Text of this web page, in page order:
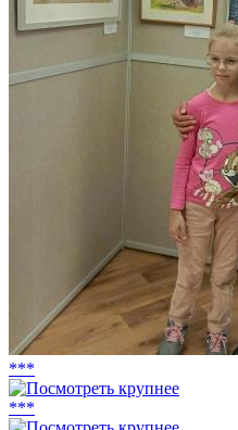
***
***